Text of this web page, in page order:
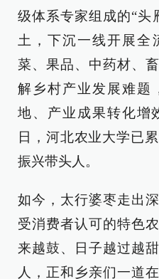
级体系专家组成的“头
土，下沉一线开展全
菜、果品、中药材、
解乡村产业发展难题
地、产业成果转化增
日，河北农业大学已
振兴带头人。
如今，太行婆枣走出
受消费者认可的特色
来越鼓、日子越过越
人，正和乡亲们一道